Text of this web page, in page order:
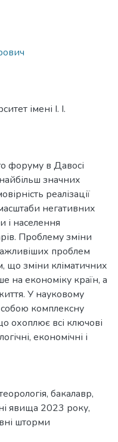
імені І. І.
форуму в Давосі
значних
реалізації
негативних
і населення
Проблему зміни
проблем
що зміни кліматичних
на економіку країн, а
У науковому
комплексну
охоплює всі ключові
економічні і
, бакалавр,
явища 2023 року,
шторми